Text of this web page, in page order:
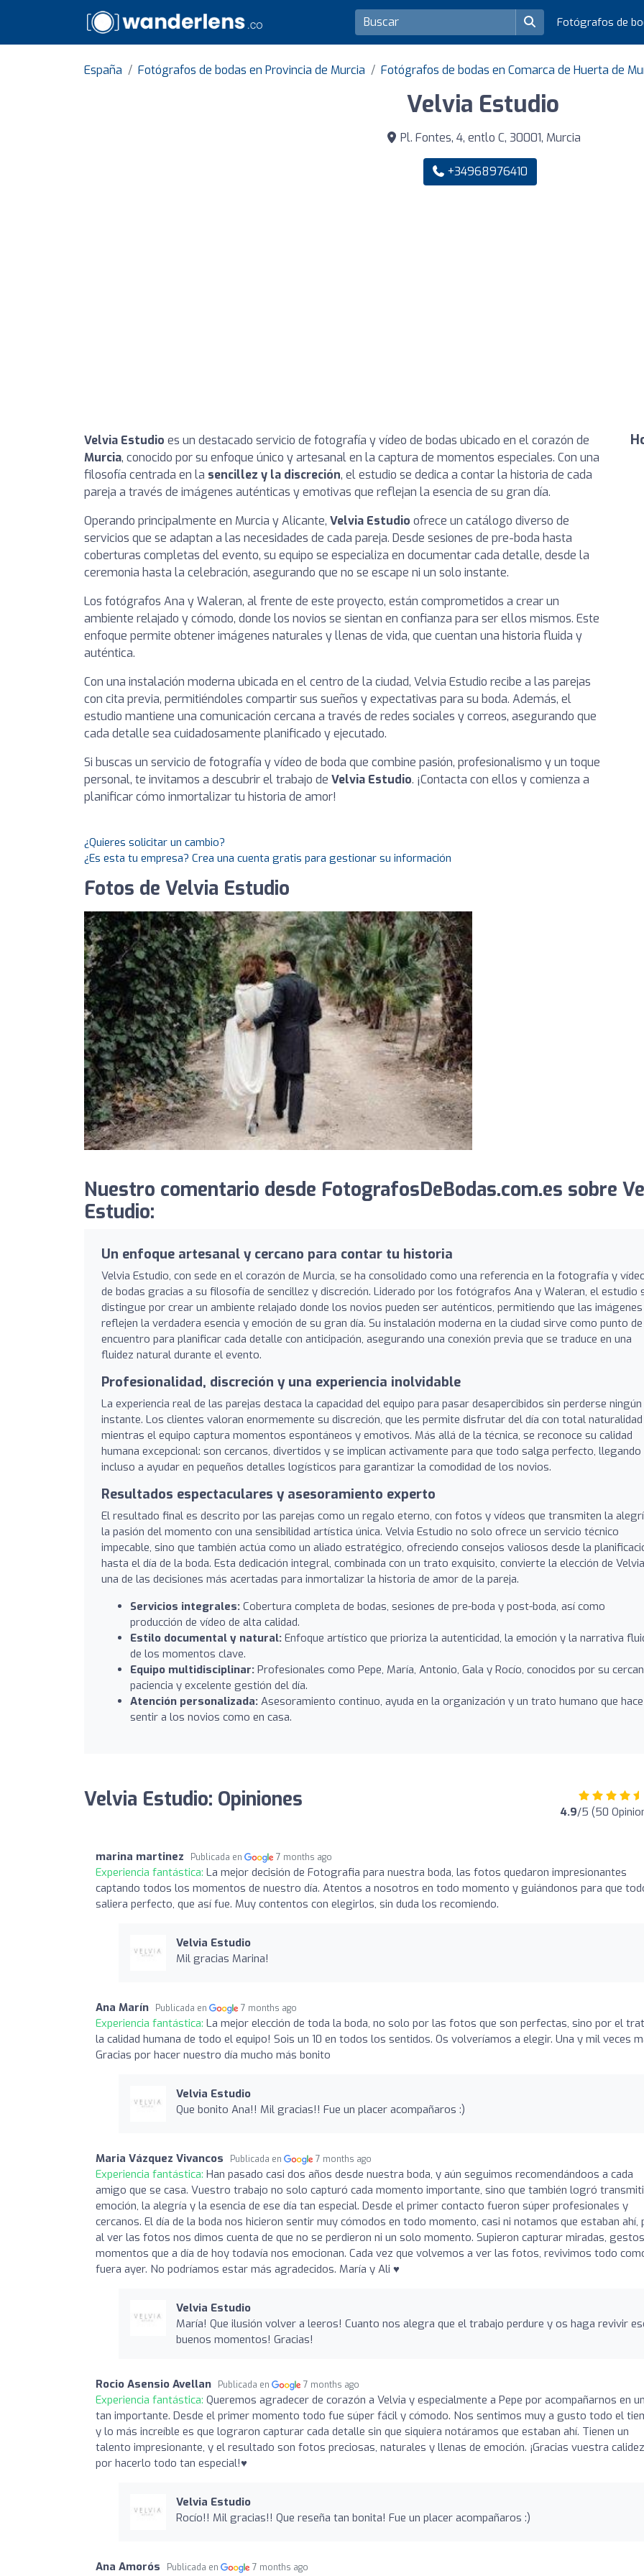
Fotógrafos de
España Fotógrafos de bodas en Provincia de Murcia Fotógrafos de bodas en Comarca de Huerta de
Velvia Estudio
Pl. Fontes, 4, entlo C, 30001, Murcia
+34968976410
Velvia Estudio es un destacado servicio de fotografía y vídeo de bodas ubicado en el corazón de
Murcia, conocido por su enfoque único y artesanal en la captura de momentos especiales. Con una
filosofía centrada en la sencillez y la discreción, el estudio se dedica a contar la historia de cada
pareja a través de imágenes auténticas y emotivas que reflejan la esencia de su gran día.
Operando principalmente en Murcia y Alicante, Velvia Estudio ofrece un catálogo diverso de
servicios que se adaptan a las necesidades de cada pareja. Desde sesiones de pre-boda hasta
coberturas completas del evento, su equipo se especializa en documentar cada detalle, desde la
ceremonia hasta la celebración, asegurando que no se escape ni un solo instante.
Los fotógrafos Ana y Waleran, al frente de este proyecto, están comprometidos a crear un
ambiente relajado y cómodo, donde los novios se sientan en confianza para ser ellos mismos. Este
enfoque permite obtener imágenes naturales y llenas de vida, que cuentan una historia fluida y
auténtica.
Con una instalación moderna ubicada en el centro de la ciudad, Velvia Estudio recibe a las parejas
con cita previa, permitiéndoles compartir sus sueños y expectativas para su boda. Además, el
estudio mantiene una comunicación cercana a través de redes sociales y correos, asegurando que
cada detalle sea cuidadosamente planificado y ejecutado.
Si buscas un servicio de fotografía y vídeo de boda que combine pasión, profesionalismo y un toque
personal, te invitamos a descubrir el trabajo de Velvia Estudio. ¡Contacta con ellos y comienza a
planificar cómo inmortalizar tu historia de amor!
¿Quieres solicitar un cambio?
¿Es esta tu empresa? Crea una cuenta gratis para gestionar su información
Fotos de Velvia Estudio
Nuestro comentario desde FotografosDeBodas.com.es sobre
Estudio:
Un enfoque artesanal y cercano para contar tu historia
Velvia Estudio, con sede en el corazón de Murcia, se ha consolidado como una referencia en la fotografía y
de bodas gracias a su filosofía de sencillez y discreción. Liderado por los fotógrafos Ana y Waleran, el estudio
distingue por crear un ambiente relajado donde los novios pueden ser auténticos, permitiendo que las imágenes
reflejen la verdadera esencia y emoción de su gran día. Su instalación moderna en la ciudad sirve como punto de
encuentro para planificar cada detalle con anticipación, asegurando una conexión previa que se traduce en una
fluidez natural durante el evento.
Profesionalidad, discreción y una experiencia inolvidable
La experiencia real de las parejas destaca la capacidad del equipo para pasar desapercibidos sin perderse ningún
instante. Los clientes valoran enormemente su discreción, que les permite disfrutar del día con total naturalidad
mientras el equipo captura momentos espontáneos y emotivos. Más allá de la técnica, se reconoce su calidad
humana excepcional: son cercanos, divertidos y se implican activamente para que todo salga perfecto, llegando
incluso a ayudar en pequeños detalles logísticos para garantizar la comodidad de los novios.
Resultados espectaculares y asesoramiento experto
El resultado final es descrito por las parejas como un regalo eterno, con fotos y vídeos que transmiten la
la pasión del momento con una sensibilidad artística única. Velvia Estudio no solo ofrece un servicio técnico
impecable, sino que también actúa como un aliado estratégico, ofreciendo consejos valiosos desde la
hasta el día de la boda. Esta dedicación integral, combinada con un trato exquisito, convierte la elección de
una de las decisiones más acertadas para inmortalizar la historia de amor de la pareja.
Servicios integrales: Cobertura completa de bodas, sesiones de pre-boda y post-boda, así como
producción de vídeo de alta calidad.
Estilo documental y natural: Enfoque artístico que prioriza la autenticidad, la emoción y la narrativa
de los momentos clave.
Equipo multidisciplinar: Profesionales como Pepe, María, Antonio, Gala y Rocío, conocidos por su
paciencia y excelente gestión del día.
Atención personalizada: Asesoramiento continuo, ayuda en la organización y un trato humano que hace
sentir a los novios como en casa.
Velvia Estudio: Opiniones 4.9/5 (50
marina martinez Publicada en 7 months ago
Experiencia fantástica: La mejor decisión de Fotografia para nuestra boda, las fotos quedaron impresionantes
captando todos los momentos de nuestro día. Atentos a nosotros en todo momento y guiándonos para que
saliera perfecto, que así fue. Muy contentos con elegirlos, sin duda los recomiendo.
Velvia Estudio
Mil gracias Marina!
Ana Marín Publicada en 7 months ago
Experiencia fantástica: La mejor elección de toda la boda, no solo por las fotos que son perfectas, sino por el
la calidad humana de todo el equipo! Sois un 10 en todos los sentidos. Os volveríamos a elegir. Una y mil veces
Gracias por hacer nuestro día mucho más bonito
Velvia Estudio
Que bonito Ana!! Mil gracias!! Fue un placer acompañaros :)
Maria Vázquez Vivancos Publicada en 7 months ago
Experiencia fantástica: Han pasado casi dos años desde nuestra boda, y aún seguimos recomendándoos a cada
amigo que se casa. Vuestro trabajo no solo capturó cada momento importante, sino que también logró
emoción, la alegría y la esencia de ese día tan especial. Desde el primer contacto fueron súper profesionales y
cercanos. El día de la boda nos hicieron sentir muy cómodos en todo momento, casi ni notamos que estaban ahí,
al ver las fotos nos dimos cuenta de que no se perdieron ni un solo momento. Supieron capturar miradas,
momentos que a día de hoy todavía nos emocionan. Cada vez que volvemos a ver las fotos, revivimos todo
fuera ayer. No podríamos estar más agradecidos. María y Ali ♥️
Velvia Estudio
María! Que ilusión volver a leeros! Cuanto nos alegra que el trabajo perdure y os haga revivir
buenos momentos! Gracias!
Rocio Asensio Avellan Publicada en 7 months ago
Experiencia fantástica: Queremos agradecer de corazón a Velvia y especialmente a Pepe por acompañarnos en
tan importante. Desde el primer momento todo fue súper fácil y cómodo. Nos sentimos muy a gusto todo el
y lo más increíble es que lograron capturar cada detalle sin que siquiera notáramos que estaban ahí. Tienen un
talento impresionante, y el resultado son fotos preciosas, naturales y llenas de emoción. ¡Gracias vuestra
por hacerlo todo tan especial!♥️
Velvia Estudio
Rocío!! Mil gracias!! Que reseña tan bonita! Fue un placer acompañaros :)
Ana Amorós Publicada en 7 months ago